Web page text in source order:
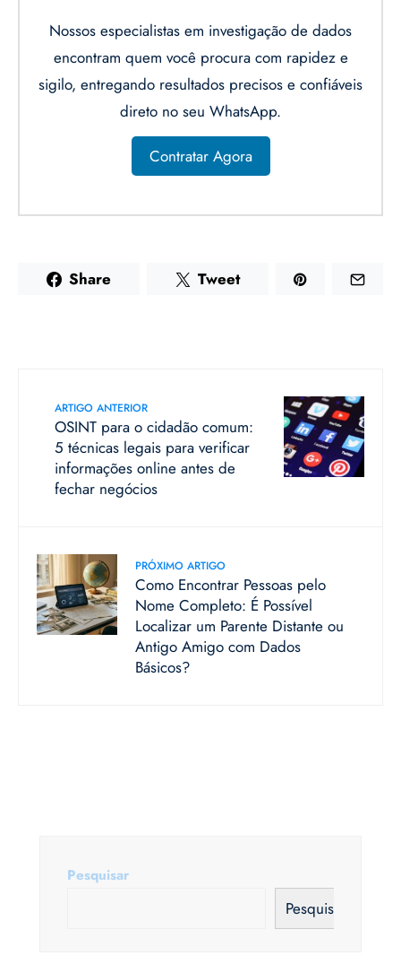
Nossos especialistas em investigação de dados
encontram quem você procura com rapidez e
sigilo, entregando resultados precisos e confiáveis
direto no seu WhatsApp.
Contratar Agora
Share Tweet
ARTIGO ANTERIOR
OSINT para o cidadão comum:
5 técnicas legais para verificar
informações online antes de
fechar negócios
PRÓXIMO ARTIGO
Como Encontrar Pessoas pelo
Nome Completo: É Possível
Localizar um Parente Distante ou
Antigo Amigo com Dados
Básicos?
Pesquisar
Pesquisar